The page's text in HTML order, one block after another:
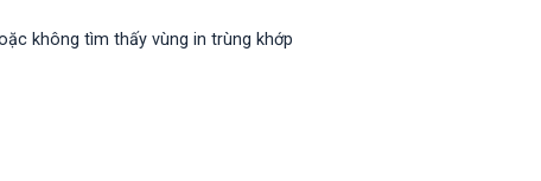
không tìm thấy vùng in trùng khớp